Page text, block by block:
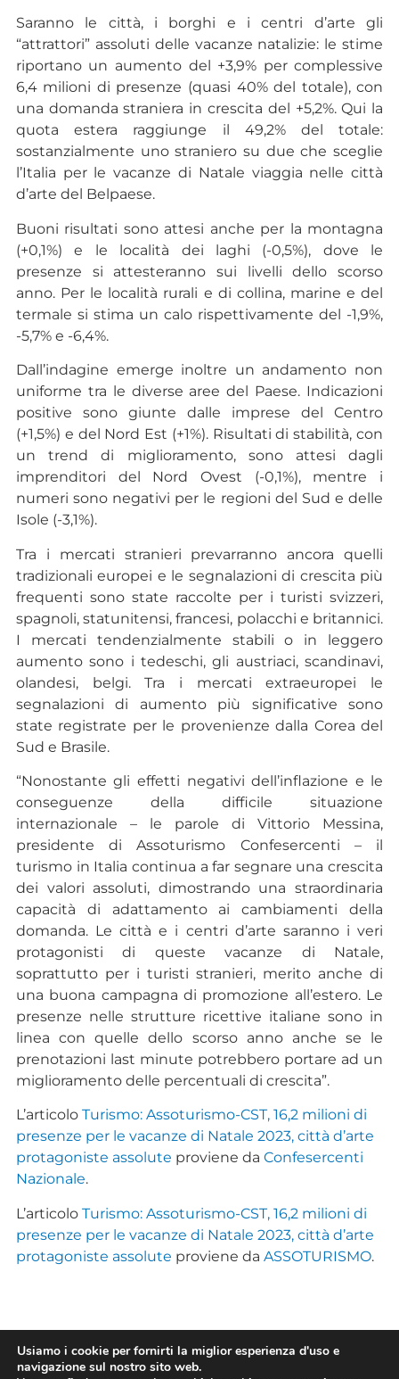
Saranno le città, i borghi e i centri d’arte gli
“attrattori” assoluti delle vacanze natalizie: le stime
riportano un aumento del +3,9% per complessive
6,4 milioni di presenze (quasi 40% del totale), con
una domanda straniera in crescita del +5,2%. Qui la
quota estera raggiunge il 49,2% del totale:
sostanzialmente uno straniero su due che sceglie
l’Italia per le vacanze di Natale viaggia nelle città
d’arte del Belpaese.
Buoni risultati sono attesi anche per la montagna
(+0,1%) e le località dei laghi (-0,5%), dove le
presenze si attesteranno sui livelli dello scorso
anno. Per le località rurali e di collina, marine e del
termale si stima un calo rispettivamente del -1,9%,
-5,7% e -6,4%.
Dall’indagine emerge inoltre un andamento non
uniforme tra le diverse aree del Paese. Indicazioni
positive sono giunte dalle imprese del Centro
(+1,5%) e del Nord Est (+1%). Risultati di stabilità, con
un trend di miglioramento, sono attesi dagli
imprenditori del Nord Ovest (-0,1%), mentre i
numeri sono negativi per le regioni del Sud e delle
Isole (-3,1%).
Tra i mercati stranieri prevarranno ancora quelli
tradizionali europei e le segnalazioni di crescita più
frequenti sono state raccolte per i turisti svizzeri,
spagnoli, statunitensi, francesi, polacchi e britannici.
I mercati tendenzialmente stabili o in leggero
aumento sono i tedeschi, gli austriaci, scandinavi,
olandesi, belgi. Tra i mercati extraeuropei le
segnalazioni di aumento più significative sono
state registrate per le provenienze dalla Corea del
Sud e Brasile.
“Nonostante gli effetti negativi dell’inflazione e le
conseguenze della difficile situazione
internazionale – le parole di Vittorio Messina,
presidente di Assoturismo Confesercenti – il
turismo in Italia continua a far segnare una crescita
dei valori assoluti, dimostrando una straordinaria
capacità di adattamento ai cambiamenti della
domanda. Le città e i centri d’arte saranno i veri
protagonisti di queste vacanze di Natale,
soprattutto per i turisti stranieri, merito anche di
una buona campagna di promozione all’estero. Le
presenze nelle strutture ricettive italiane sono in
linea con quelle dello scorso anno anche se le
prenotazioni last minute potrebbero portare ad un
miglioramento delle percentuali di crescita”.
L’articolo Turismo: Assoturismo-CST, 16,2 milioni di
presenze per le vacanze di Natale 2023, città d’arte
protagoniste assolute proviene da Confesercenti
Nazionale.
L’articolo Turismo: Assoturismo-CST, 16,2 milioni di
presenze per le vacanze di Natale 2023, città d’arte
protagoniste assolute proviene da ASSOTURISMO.
TAG
Usiamo i cookie per fornirti la miglior esperienza d'uso e
navigazione sul nostro sito web.